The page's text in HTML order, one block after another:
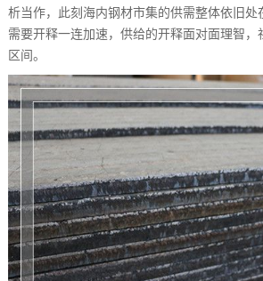
析当作，此刻海内钢材市集的供需整体依旧处
需要开释一连加速，供给的开释面对面理智
区间。